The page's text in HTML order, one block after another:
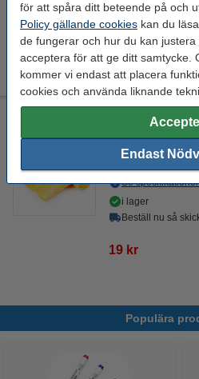
för att spåra ditt beteende på och
Policy gällande cookies kan du
de fungerar och hur du kan
acceptera för att ge ditt samtycke.
kommer vi endast att placera
cookies och använda liknande
Endast
725 kr
Vi råder er att beställa denna produkt
Rengöringsduk för laserskrivare
rengöringsduk för
999099
Se
i lager
Beställ nu så
19 kr
Populära